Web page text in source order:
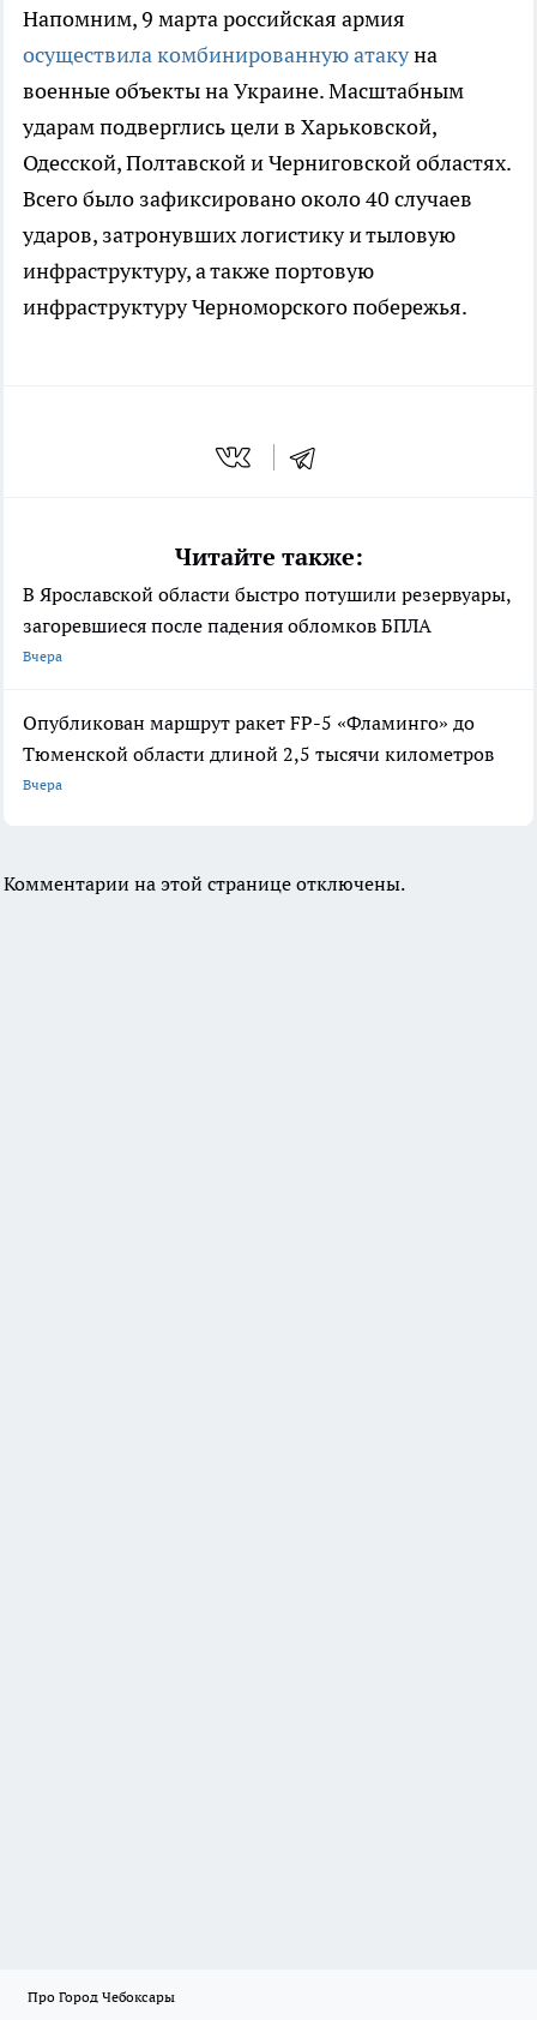
Напомним, 9 марта российская армия
осуществила комбинированную атакуна
военные объекты на Украине. Масштабным
ударам подверглись цели в Харьковской,
Одесской, Полтавской и Черниговской областях.
Всего было зафиксировано около 40 случаев
ударов, затронувших логистику и тыловую
инфраструктуру, а также портовую
инфраструктуру Черноморского побережья.
Читайте также:
В Ярославской области быстро потушили резервуары,
загоревшиеся после падения обломков БПЛА
Вчера
Опубликован маршрут ракет FP-5 «Фламинго» до
Тюменской области длиной 2,5 тысячи километров
Вчера
Комментарии на этой странице отключены.
Про Город Чебоксары